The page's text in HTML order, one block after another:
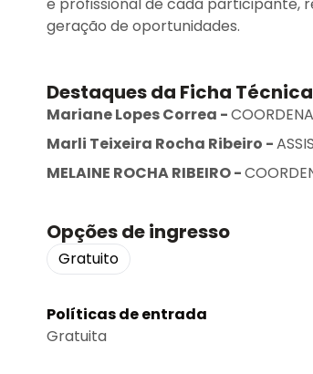
geração de oportunidades.
Destaques da Ficha Técnica
Mariane Lopes Correa -
Marli Teixeira Rocha Ribeiro -
MELAINE ROCHA RIBEIRO-
Opções de ingresso
Gratuito
Políticas de entrada
Gratuita